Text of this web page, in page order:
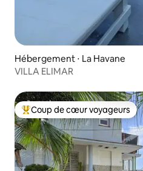
Hébergement ⋅ La Havane
VILLA ELIMAR
Coups de cœur voyageurs les
Coup de cœur voyageurs